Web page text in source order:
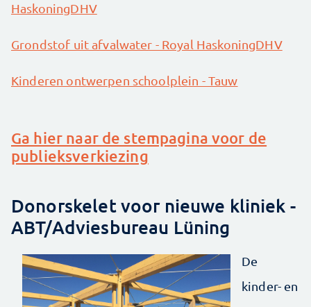
HaskoningDHV
Grondstof uit afvalwater - Royal HaskoningDHV
Kinderen ontwerpen schoolplein - Tauw
Ga hier naar de stempagina voor de
publieksverkiezing
Donorskelet voor nieuwe kliniek -
ABT/Adviesbureau Lüning
De
kinder- en